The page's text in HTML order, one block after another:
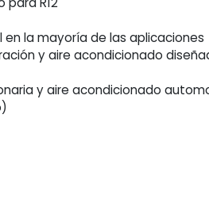
la mayoría de las aplicaciones
y aire acondicionado
y aire acondicionado